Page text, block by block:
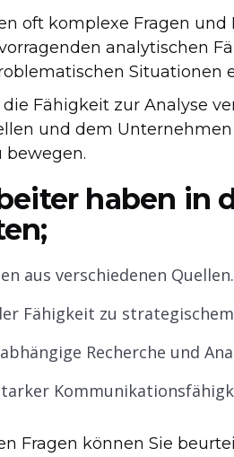
oft komplexe Fragen und
analytischen
Situationen
Fähigkeit zur Analyse
und dem
bewegen.
haben in
aus verschiedenen Quellen.
Fähigkeit zu
Recherche und
Fragen können Sie